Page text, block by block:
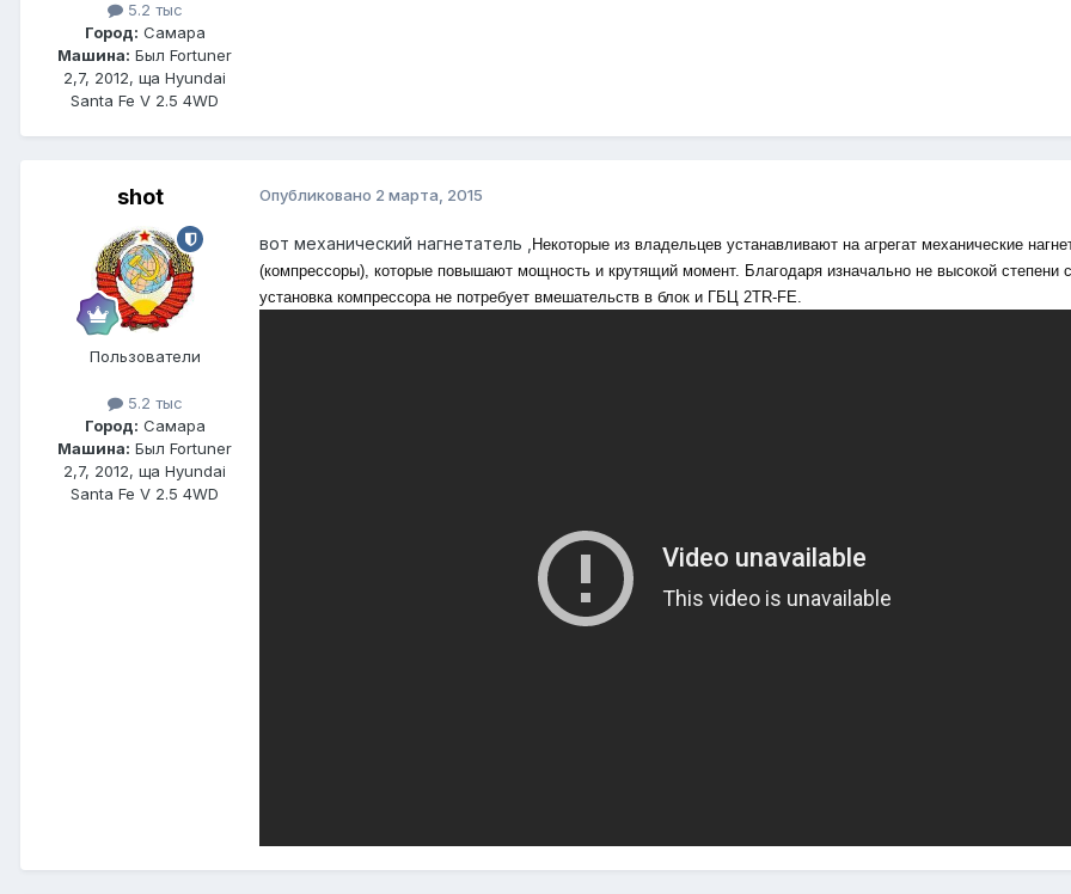
5.2 тыс
Город: Самара
Машина: Был Fortuner
2,7, 2012, ща Hyundai
Santa Fe V 2.5 4WD
shot
Пользователи
5.2 тыс
Город: Самара
Машина: Был Fortuner
2,7, 2012, ща Hyundai
Santa Fe V 2.5 4WD
Опубликовано 2 марта, 2015
вот механический нагнетатель ,
Некоторые из владельцев устанавливают на агрегат механические
(компрессоры), которые повышают мощность и крутящий момент. Благодаря изначально не высокой степени
установка компрессора не потребует вмешательств в блок и ГБЦ 2TR-FE.